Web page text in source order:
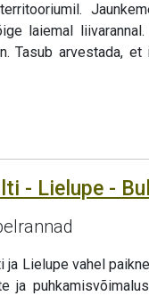
laiemal
Tasub arvestada,
- Lielupe -
ja Lielupe vahel
ja